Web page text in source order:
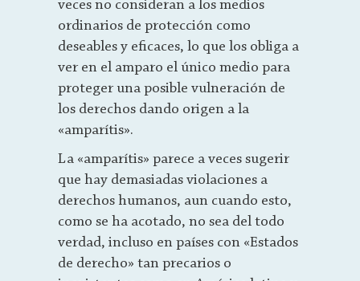
veces no consideran a los medios
ordinarios de protección como
deseables y eficaces, lo que los obliga a
ver en el amparo el único medio para
proteger una posible vulneración de
los derechos dando origen a la
«amparítis».
La «amparítis» parece a veces sugerir
que hay demasiadas violaciones a
derechos humanos, aun cuando esto,
como se ha acotado, no sea del todo
verdad, incluso en países con «Estados
de derecho» tan precarios o